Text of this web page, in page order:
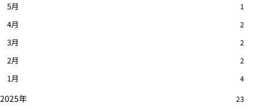
5月 1
4月 2
3月 2
2月 2
1月 4
2025年 23